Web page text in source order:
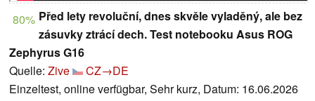
80% Před lety revoluční, dnes skvěle vyladěný, ale bez
zásuvky ztrácí dech. Test notebooku Asus ROG
Zephyrus G16
Quelle: Zive
CZ→DE
Einzeltest, online verfügbar, Sehr kurz, Datum: 16.06.2026